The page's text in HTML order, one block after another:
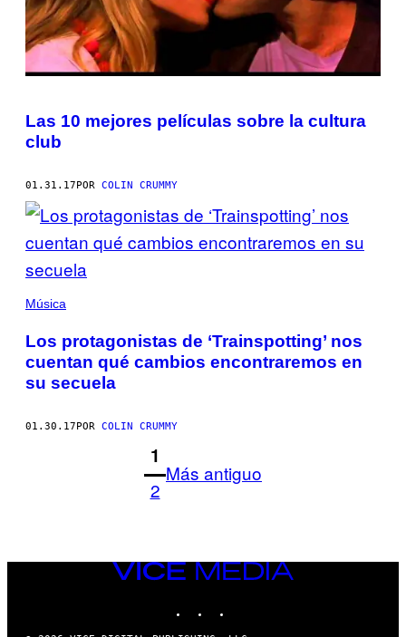
Las 10 mejores películas sobre la cultura
club
01.31.17 POR COLIN CRUMMY
Música
Los protagonistas de ‘Trainspotting’ nos
cuentan qué cambios encontraremos en
su secuela
01.30.17 POR COLIN CRUMMY
1
2
Más antiguo
VICE